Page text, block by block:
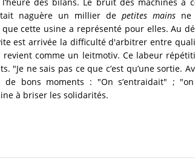
des bilans. Le bruit des machines a
naguère un millier de petites mains ne
cette usine a représenté pour elles. Au
est arrivée la difficulté d'arbitrer entre
comme un leitmotiv. Ce labeur
"Je ne sais pas ce que c’est qu’une sortie.
bons moments : "On s’entraidait" ;
à briser les solidarités.